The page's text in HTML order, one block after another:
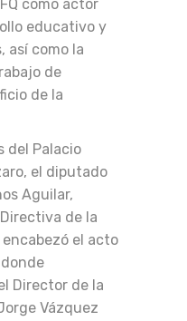
como actor
educativo y
así como la
de
de la
del Palacio
el diputado
Aguilar,
de la
el acto
Director de la
Vázquez